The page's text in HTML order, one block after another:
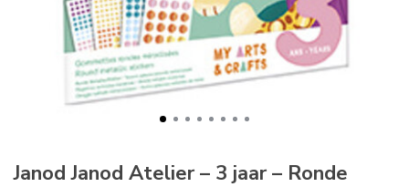
Janod Janod Atelier – 3 jaar – Ronde